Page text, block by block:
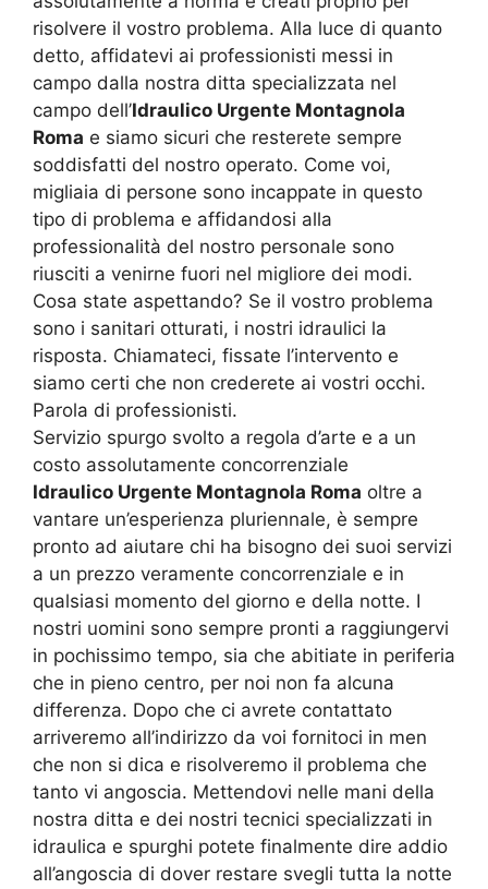
risolvere il vostro problema. Alla luce di quanto
detto, affidatevi ai professionisti messi in
campo dalla nostra ditta specializzata nel
campo dell’Idraulico Urgente Montagnola
Roma e siamo sicuri che resterete sempre
soddisfatti del nostro operato. Come voi,
migliaia di persone sono incappate in questo
tipo di problema e affidandosi alla
professionalità del nostro personale sono
riusciti a venirne fuori nel migliore dei modi.
Cosa state aspettando? Se il vostro problema
sono i sanitari otturati, i nostri idraulici la
risposta. Chiamateci, fissate l’intervento e
siamo certi che non crederete ai vostri occhi.
Parola di professionisti.
Servizio spurgo svolto a regola d’arte e a un
costo assolutamente concorrenziale
Idraulico Urgente Montagnola Roma oltre a
vantare un’esperienza pluriennale, è sempre
pronto ad aiutare chi ha bisogno dei suoi servizi
a un prezzo veramente concorrenziale e in
qualsiasi momento del giorno e della notte. I
nostri uomini sono sempre pronti a raggiungervi
in pochissimo tempo, sia che abitiate in periferia
che in pieno centro, per noi non fa alcuna
differenza. Dopo che ci avrete contattato
arriveremo all’indirizzo da voi fornitoci in men
che non si dica e risolveremo il problema che
tanto vi angoscia. Mettendovi nelle mani della
nostra ditta e dei nostri tecnici specializzati in
idraulica e spurghi potete finalmente dire addio
all’angoscia di dover restare svegli tutta la notte